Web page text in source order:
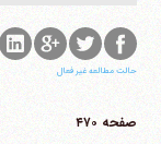
حالت مطالعه غیر فعال
صفحه ۴۷۰